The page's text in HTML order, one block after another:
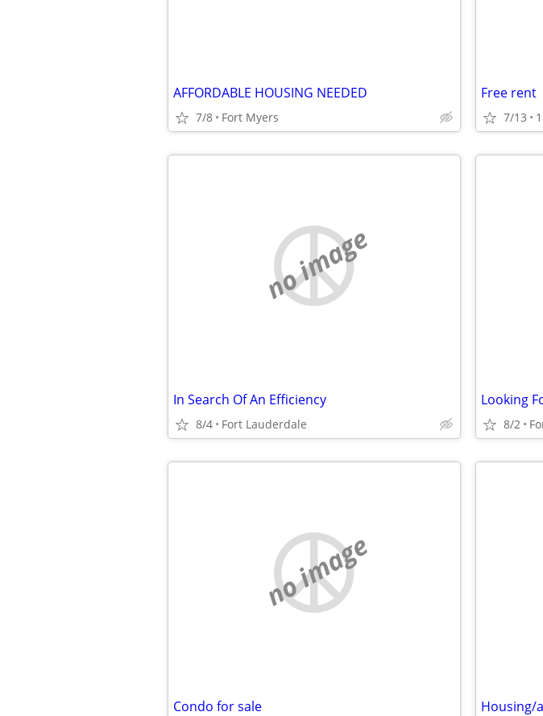
AFFORDABLE HOUSING NEEDED
7/8 Fort Myers
Free rent
7/13
no image
In Search Of An Efficiency
8/4 Fort Lauderdale
Looking
8/2
no image
Condo for sale Housing/